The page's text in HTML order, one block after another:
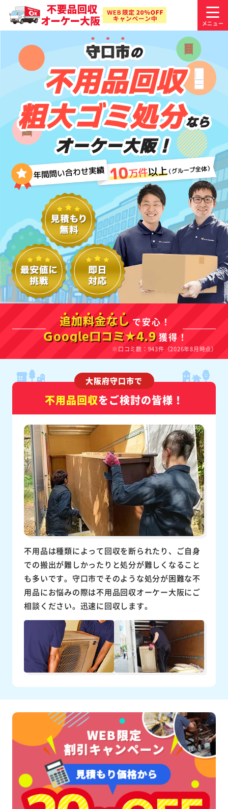
守口市の
不用品回収
粗大ゴミ処分なら
オーケー大阪！
追加料金なし で安心！
Google口コミ★4.9 獲得！
※口コミ数：943件（2026年8月時点）
大阪府守口市で
不用品回収をご検討の皆様！
不用品は種類によって回収を断られたり、ご自身
での搬出が難しかったりと処分が難しくなること
も多いです。守口市でそのような処分が困難な不
用品にお悩みの際は不用品回収オーケー大阪にご
相談ください。迅速に回収します。